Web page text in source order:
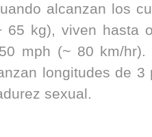
alcanzan los
65 kg), viven hasta
mph (~ 80 km/
longitudes de 3
sexual.